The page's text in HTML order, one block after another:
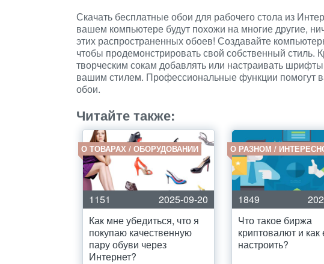
Скачать бесплатные обои для рабочего стола из
вашем компьютере будут похожи на многие другие,
этих распространенных обоев! Создавайте
чтобы продемонстрировать свой собственный стиль.
творческим сокам добавлять или настраивать
вашим стилем. Профессиональные функции помогут
обои.
Читайте также:
О ТОВАРАХ / ОБОРУДОВАНИИ
1151
2025-09-20
Как мне убедиться, что я
покупаю качественную
пару обуви через
Интернет?
О РАЗНОМ /
1849
Что такое биржа
криптовалют и как
настроить?